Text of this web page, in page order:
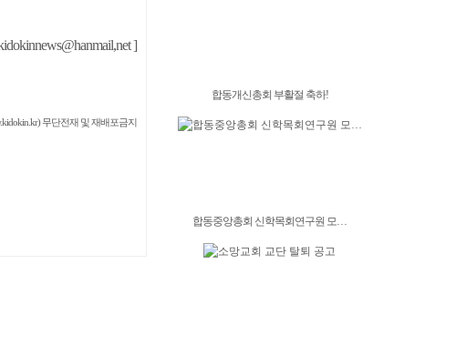
]
무단전재 및 재배포금지
합동개신총회 부활절 축하!
합동중앙총회 신학목회연구원 모…